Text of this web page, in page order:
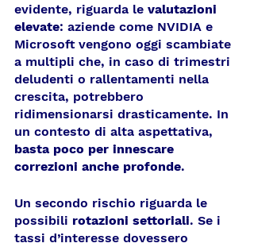
evidente, riguarda le valutazioni
elevate: aziende come NVIDIA e
Microsoft vengono oggi scambiate
a multipli che, in caso di trimestri
deludenti o rallentamenti nella
crescita, potrebbero
ridimensionarsi drasticamente. In
un contesto di alta aspettativa,
basta poco per innescare
correzioni anche profonde.
Un secondo rischio riguarda le
possibili rotazioni settoriali. Se i
tassi d’interesse dovessero